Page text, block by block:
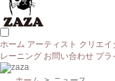
ホーム アーティスト クリエイ
レーニング お問い合わせ プラ